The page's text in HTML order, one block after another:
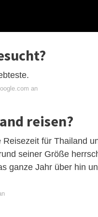
an
reisen?
für Thailand
seiner Größe
ganze Jahr über hin